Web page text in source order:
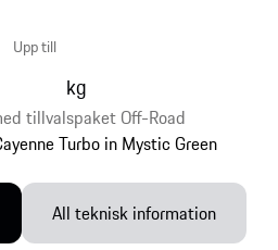
tillvalspaket Off-Road
Upp till
kg
All teknisk information